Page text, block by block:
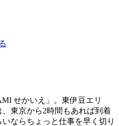
せかいえ」。東伊豆エリ
東京から2時間もあれば到着
ならちょっと仕事を早く切り